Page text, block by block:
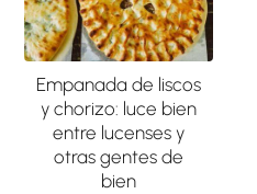
Empanada de liscos
y chorizo: luce bien
entre lucenses y
otras gentes de
bien